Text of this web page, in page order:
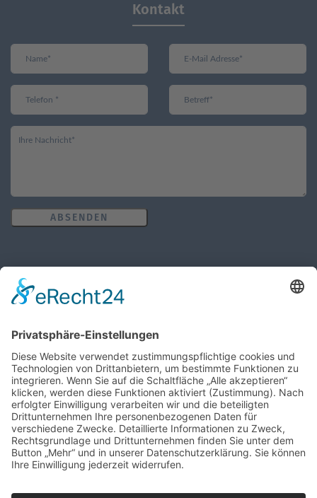
Kontakt
ABSENDEN
Öffnungszeiten des Pfarrbüros
MO, MI, FR: 8:30 Uhr - 10:30 Uhr
Wir benötigen Ihre Zustimmung, um
den Google Maps-Service zu laden!
Wir verwenden einen Service eines
Drittanbieters, um Karteninhalte einzubetten.